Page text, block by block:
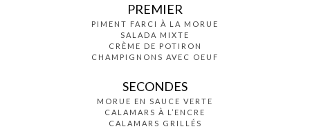
PREMIER
PIMENT FARCI À LA MORUE
SALADA MIXTE
CRÈME DE POTIRON
CHAMPIGNONS AVEC OEUF
SECONDES
MORUE EN SAUCE VERTE
CALAMARS À L’ENCRE
CALAMARS GRILLÉS